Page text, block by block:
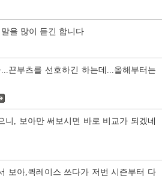
을 많이 듣긴 합니다
끈부츠를 선호하긴 하는데...올해부터는
니, 보아만 써보시면 바로 비교가 되겠네
보아,퀵레이스 쓰다가 저번 시즌부터 다